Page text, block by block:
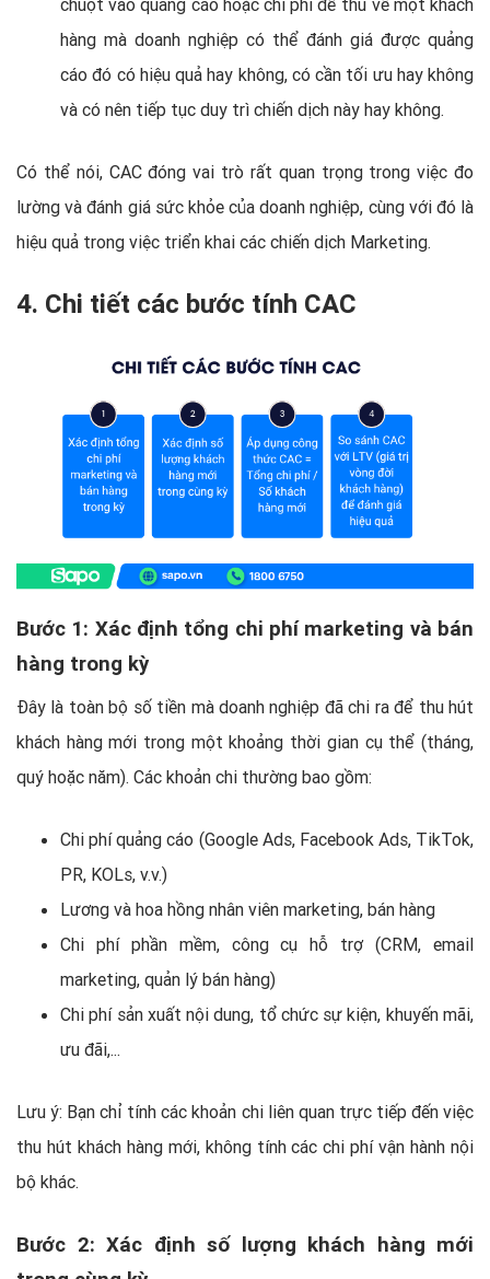
chuột vào quảng cáo hoặc chi phí để thu về một khách
hàng mà doanh nghiệp có thể đánh giá được quảng
cáo đó có hiệu quả hay không, có cần tối ưu hay không
và có nên tiếp tục duy trì chiến dịch này hay không.
Có thể nói, CAC đóng vai trò rất quan trọng trong việc đo
lường và đánh giá sức khỏe của doanh nghiệp, cùng với đó là
hiệu quả trong việc triển khai các chiến dịch Marketing.
4. Chi tiết các bước tính CAC
Bước 1: Xác định tổng chi phí marketing và bán
hàng trong kỳ
Đây là toàn bộ số tiền mà doanh nghiệp đã chi ra để thu hút
khách hàng mới trong một khoảng thời gian cụ thể (tháng,
quý hoặc năm). Các khoản chi thường bao gồm:
Chi phí quảng cáo (Google Ads, Facebook Ads, TikTok,
PR, KOLs, v.v.)
Lương và hoa hồng nhân viên marketing, bán hàng
Chi phí phần mềm, công cụ hỗ trợ (CRM, email
marketing, quản lý bán hàng)
Chi phí sản xuất nội dung, tổ chức sự kiện, khuyến mãi,
ưu đãi,...
Lưu ý: Bạn chỉ tính các khoản chi liên quan trực tiếp đến việc
thu hút khách hàng mới, không tính các chi phí vận hành nội
bộ khác.
Bước 2: Xác định số lượng khách hàng mới